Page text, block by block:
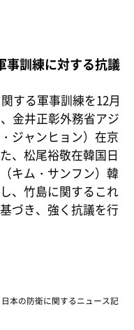
事訓練に対する抗議
する軍事訓練を12月
金井正彰外務省アジ
ジャンヒョン）在京
、松尾裕敬在韓国日
キム・サンフン）韓
、竹島に関するこれ
づき、強く抗議を行
本の防衛に関するニュース記